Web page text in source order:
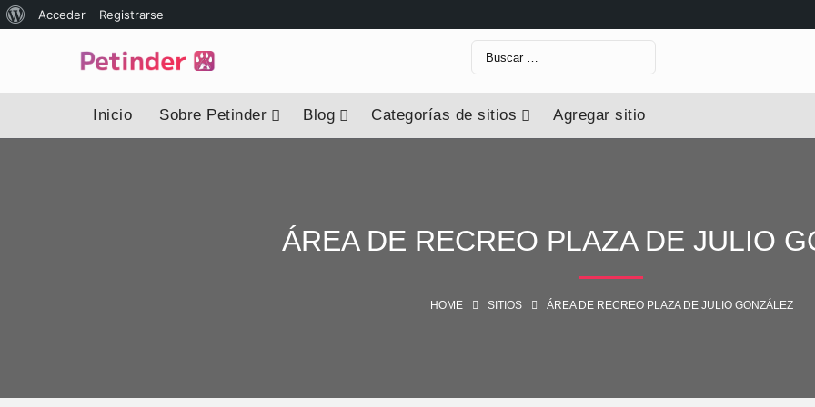
Acceder Registrarse
Inicio Sobre Petinder Blog Categorías de sitios Agregar sitio
ÁREA DE RECREO PLAZA DE JULIO
HOME SITIOS ÁREA DE RECREO PLAZA DE JULIO GONZÁLEZ